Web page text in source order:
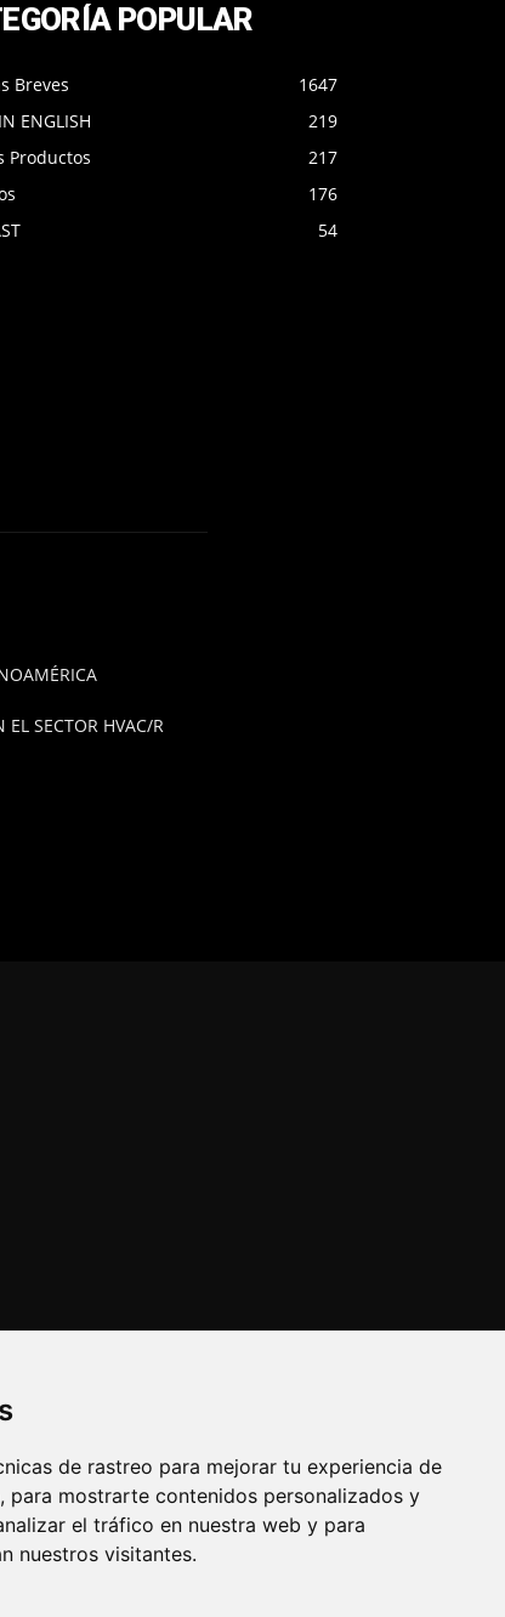
de rastreo para mejorar tu experiencia de
para mostrarte contenidos personalizados y
el tráfico en nuestra web y para
nuestros visitantes.
POPULAR
Breves
1647
ENGLISH
219
Productos
217
176
54
SECTOR HVAC/R